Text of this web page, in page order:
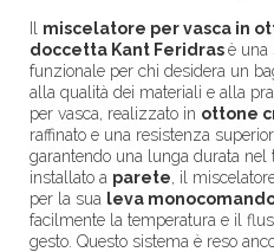
miscelatore per vasca in
doccetta Kant Feridrasè una
funzionale per chi desidera un
alla qualità dei materiali e alla
per vasca, realizzato in ottone
raffinato e una resistenza
garantendo una lunga durata nel
installato a parete, il
per la sua leva
facilmente la temperatura e il
gesto. Questo sistema è reso